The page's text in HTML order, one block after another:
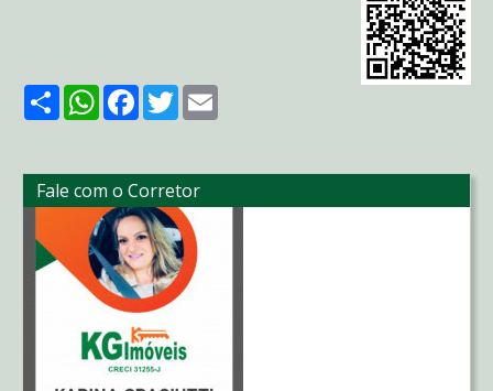
ShareWhatsApp
Facebook
Twitter
Fale com o Corretor